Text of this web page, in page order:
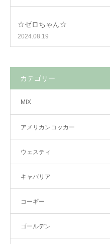
☆ゼロちゃん☆
2024.08.19
カテゴリー
MIX
アメリカンコッカー
ウェスティ
キャバリア
コーギー
ゴールデン